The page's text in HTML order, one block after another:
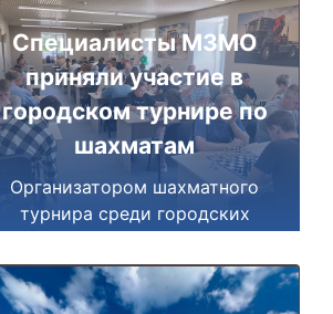
Специалисты МЗМО
приняли участие в
городском турнире по
шахматам
Организатором шахматного
турнира среди городских
«За развитие Миасса».